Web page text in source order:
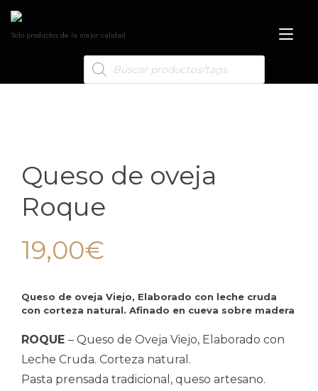
Solo productos de la mejor calidad
Queso de oveja
Roque
19,00€
Queso de oveja Viejo, Elaborado con leche cruda
con corteza natural. Afinado en cueva sobre madera
ROQUE – Queso de Oveja Viejo, Elaborado con
Leche Cruda. Corteza natural.
Pasta prensada tradicional, queso artesano.